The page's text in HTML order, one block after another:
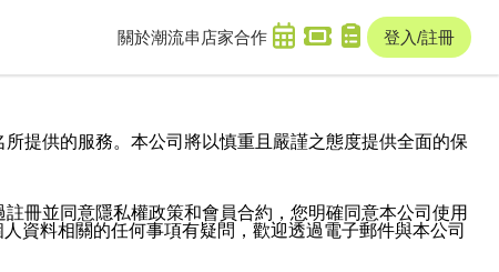
關於潮流串 店家合作 登入/註冊
提供的服務。本公司將以慎重且嚴謹之態度提供全面的保
冊並同意隱私權政策和會員合約，您明確同意本公司使用
資料相關的任何事項有疑問，歡迎透過電子郵件與本公司